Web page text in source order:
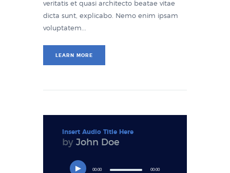
veritatis et quasi architecto beatae vitae
dicta sunt, explicabo. Nemo enim ipsam
voluptatem...
LEARN MORE
Insert Audio Title Here
by John Doe
00:00 00:00